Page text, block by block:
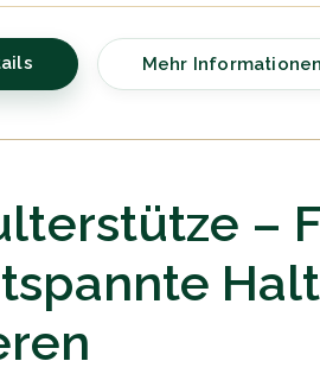
–
Mehr Informationen